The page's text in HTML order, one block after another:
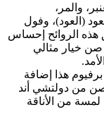
والمر،
(العود)، وفول
هذه الروائح إحساس
خيار مثالي
عطر او دو برفيوم هذا إضافة
من دولتشي أند
من الأناقة